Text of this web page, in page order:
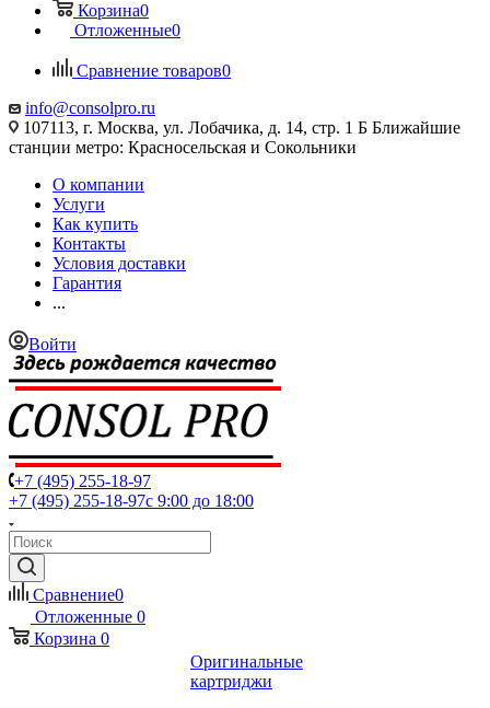
Корзина0
Отложенные0
Сравнение товаров0
info@consolpro.ru
107113, г. Москва, ул. Лобачика, д. 14, стр. 1 Б Ближайшие
станции метро: Красносельская и Сокольники
О компании
Услуги
Как купить
Контакты
Условия доставки
Гарантия
...
Войти
+7 (495) 255-18-97
+7 (495) 255-18-97с 9:00 до 18:00
Сравнение0
Отложенные 0
Корзина 0
Оригинальные
картриджи